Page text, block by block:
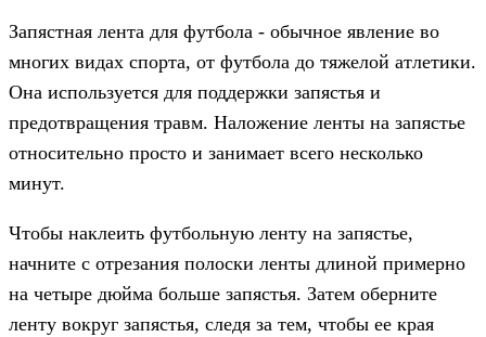
Запястная лента для футбола - обычное явление во
многих видах спорта, от футбола до тяжелой атлетики.
Она используется для поддержки запястья и
предотвращения травм. Наложение ленты на запястье
относительно просто и занимает всего несколько
минут.
Чтобы наклеить футбольную ленту на запястье,
начните с отрезания полоски ленты длиной примерно
на четыре дюйма больше запястья. Затем оберните
ленту вокруг запястья, следя за тем, чтобы ее края